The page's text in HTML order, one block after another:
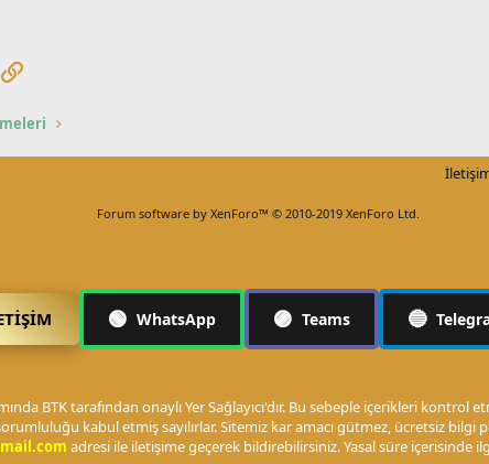
Link
Forum software by XenForo™ © 2010-2019 XenForo Ltd.
🟢 WhatsApp 🟣 Teams 🔵
BTK tarafından onaylı Yer Sağlayıcı'dır. Bu sebeple içerikleri
kabul etmiş sayılırlar. Sitemiz kar amacı gütmez, ücretsiz bilgi
adresi ile iletişime geçerek bildirebilirsiniz. Yasal süre içerisinde